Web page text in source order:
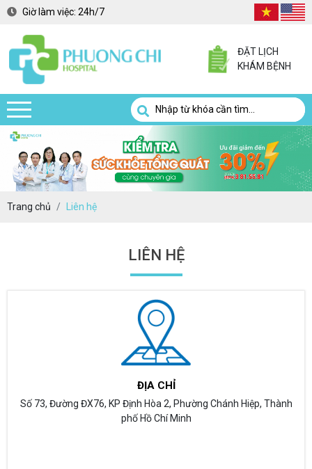
Giờ làm việc: 24h/7
ĐẶT LỊCH
KHÁM BỆNH
Trang chủ Liên hệ
LIÊN HỆ
ĐỊA CHỈ
Số 73, Đường ĐX76, KP Định Hòa 2, Phường Chánh Hiệp, Thành
phố Hồ Chí Minh